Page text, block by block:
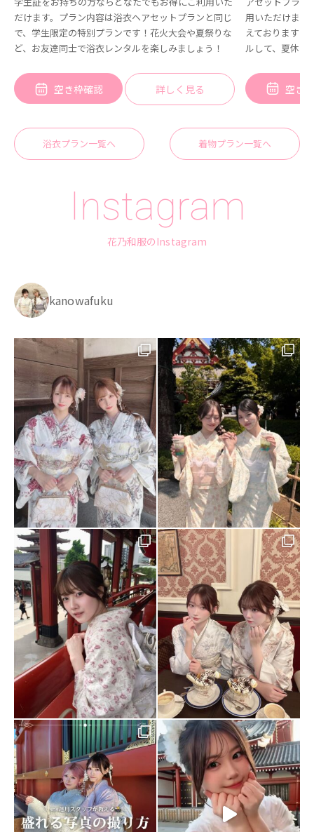
だけます。プラン内容は浴衣ヘアセットプランと同じ
で、学生限定の特別プランです！花火大会や夏祭りな
ど、お友達同士で浴衣レンタルを楽しみましょう！
空き枠確認 詳しく見る
用いただけます
えておりますの
ルして、夏休み
空き
浴衣プラン一覧へ 着物プラン一覧へ
Instagram
花乃和服のInstagram
kanowafuku